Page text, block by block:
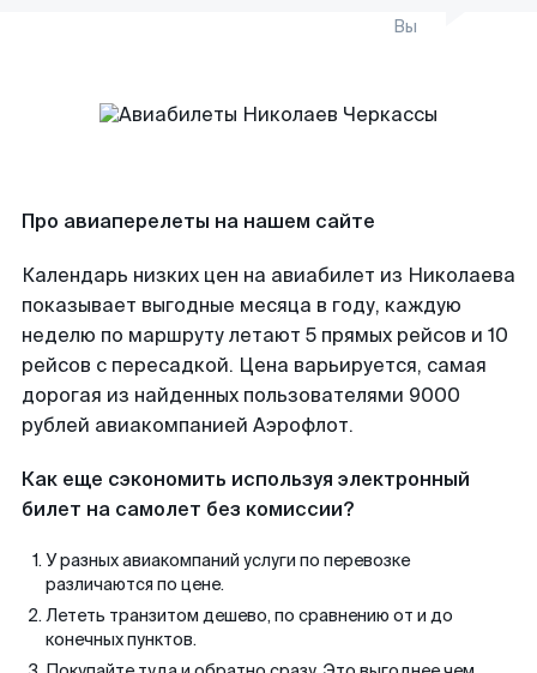
Вы
Про авиаперелеты на нашем сайте
Календарь низких цен на авиабилет из Николаева
показывает выгодные месяца в году, каждую
неделю по маршруту летают 5 прямых рейсов и 10
рейсов с пересадкой. Цена варьируется, самая
дорогая из найденных пользователями 9000
рублей авиакомпанией Аэрофлот.
Как еще сэкономить используя электронный
билет на самолет без комиссии?
У разных авиакомпаний услуги по перевозке
различаются по цене.
Лететь транзитом дешево, по сравнению от и до
конечных пунктов.